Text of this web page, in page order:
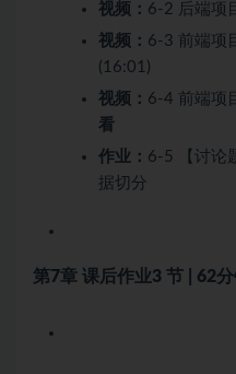
视频： 6-2 后端项
视频： 6-3 前端项
(16:01)
视频： 6-4 前端项
看
作业： 6-5 【讨论
据切分
第7章 课后作业3 节 | 62